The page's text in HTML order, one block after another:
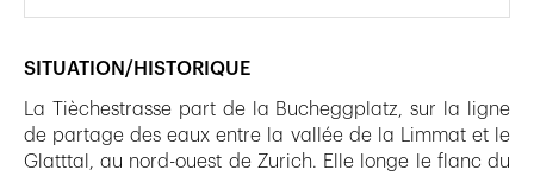
SITUATION/HISTORIQUE
La Tièchestrasse part de la Bucheggplatz, sur la ligne
de partage des eaux entre la vallée de la Limmat et le
Glatttal, au nord-ouest de Zurich. Elle longe le flanc du